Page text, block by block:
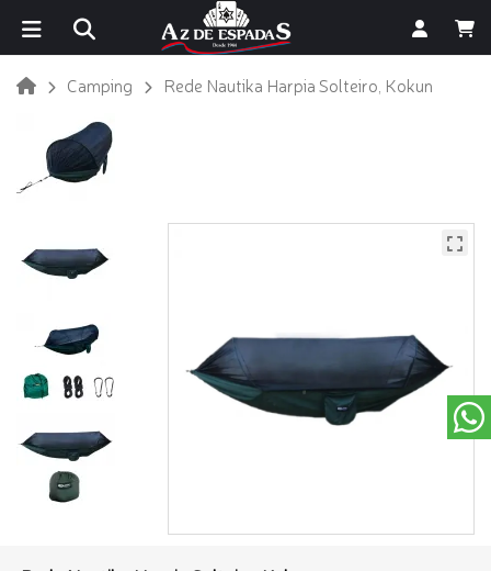
Camping Rede Nautika Harpia Solteiro, Kokun